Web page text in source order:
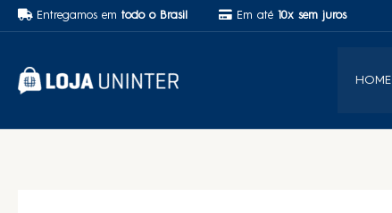
Entregamos em todo o Brasil Em até 10x sem juros
HOME